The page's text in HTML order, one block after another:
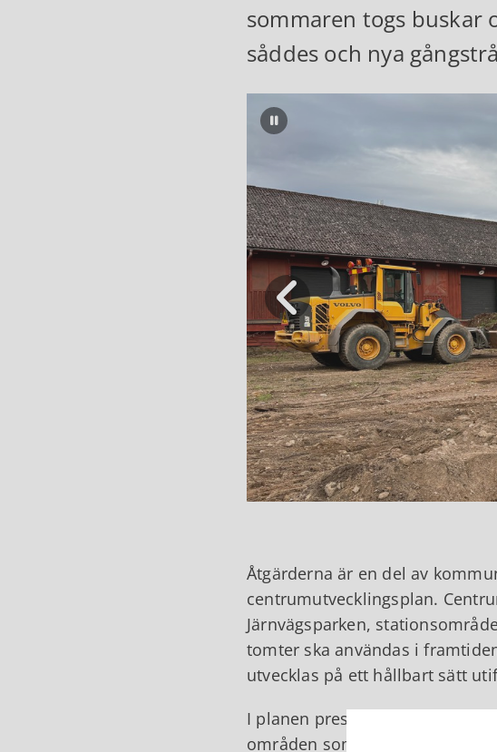
sommaren togs buskar
såddes och nya
Pausa bildspel
Åtgärderna är en del av
centrumutvecklingsplan.
Järnvägsparken,
tomter ska användas i
utvecklas på ett hållbart sätt
I planen presenteras flera nya
områden som är lämpliga för